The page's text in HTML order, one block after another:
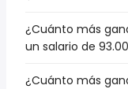
¿Cuánto más
un salario de
¿Cuánto más